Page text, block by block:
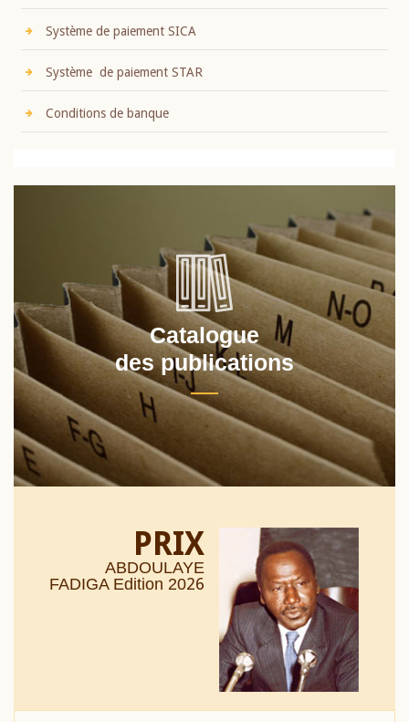
Système de paiement SICA
Système de paiement STAR
Conditions de banque
Catalogue
des publications
PRIX
ABDOULAYE
FADIGA Edition 2026